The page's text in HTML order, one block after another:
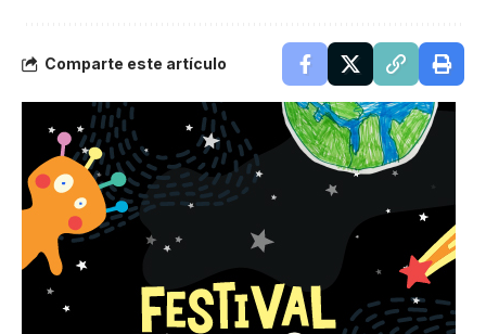
Comparte este artículo